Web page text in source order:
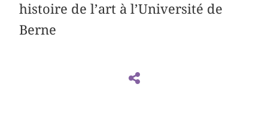
histoire de l’art à l’Université de
Berne